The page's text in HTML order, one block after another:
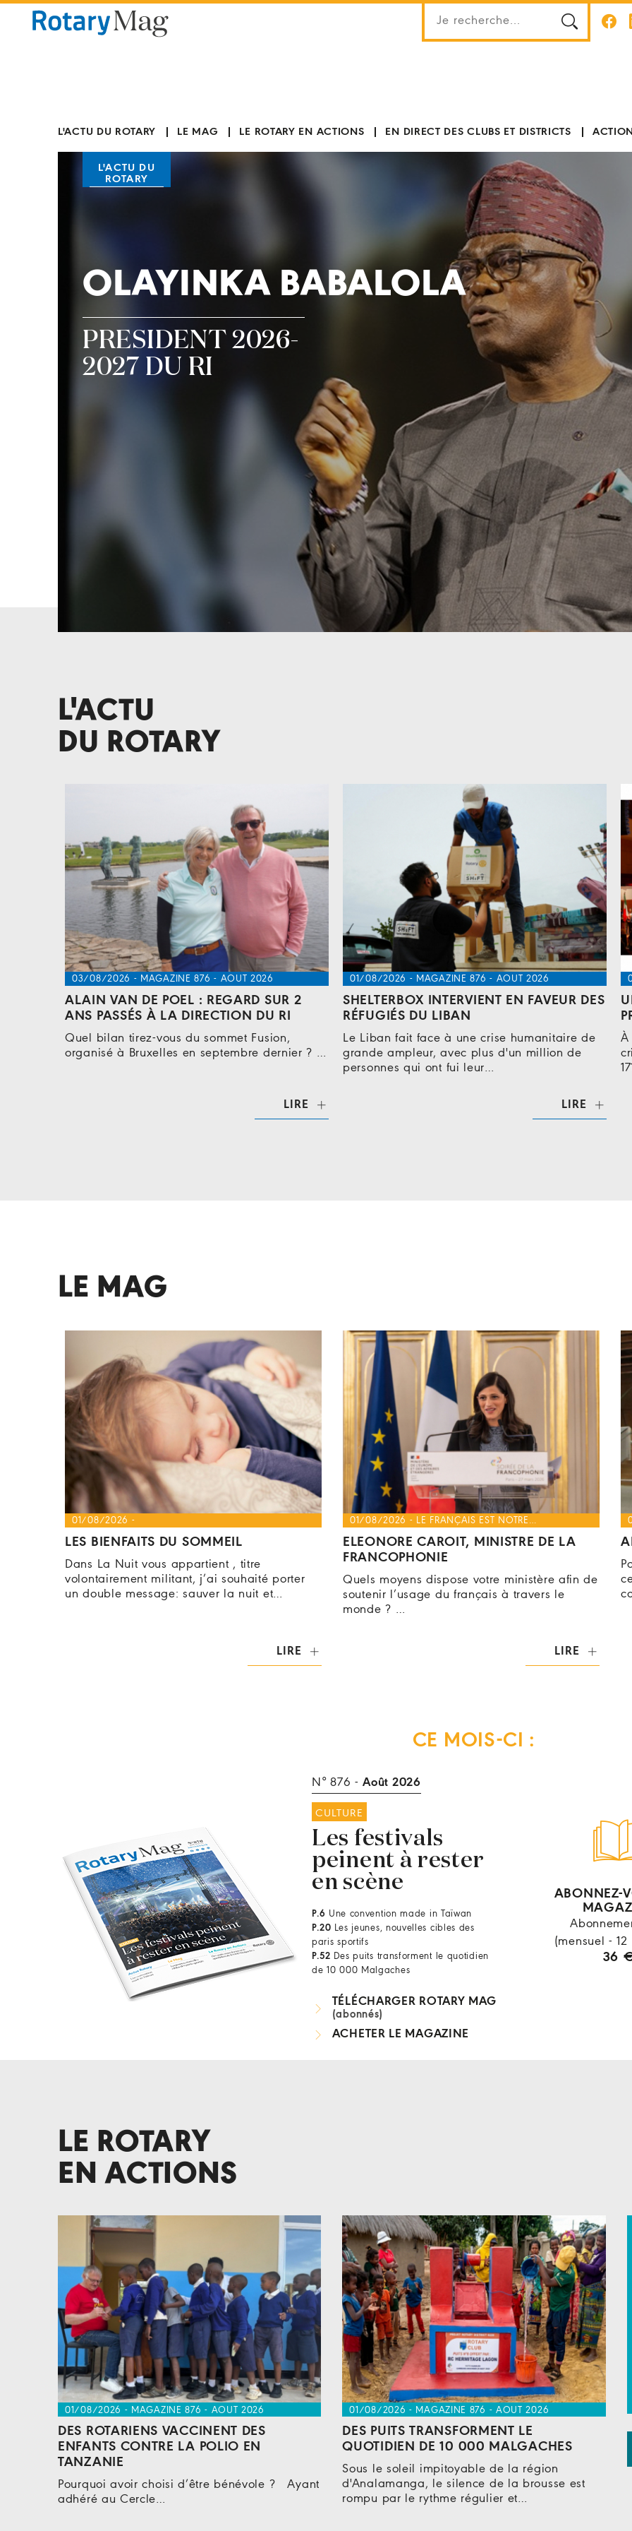
L'ACTU DU ROTARY LE MAG LE ROTARY EN ACTIONS EN DIRECT DES CLUBS ET DISTRICTS
L'ACTU DU
ROTARY
OLAYINKA BABALOLA
PRESIDENT 2026-
2027 DU RI
L'ACTU
DU ROTARY
01/08/2026 - MAGAZINE 876 - AOUT 2026
SHELTERBOX INTERVIENT EN FAVEUR DES
RÉFUGIÉS DU LIBAN
Le Liban fait face à une crise humanitaire de
grande ampleur, avec plus d'un million de
LIRE
01/08/2026 - MAGAZINE 876 - AOUT 2026
UN GROUPE D’ACTION ROTARIEN POUR
PROMOUVOIR LA PAIX
À l’automne 2020, à la suite de la première
crise de Covid 19, le gouverneur du district
1710 (Lyon…
LIRE
LE MAG
01/08/2026 -
LES BIENFAITS DU SOMMEIL
Dans La Nuit vous appartient , titre
volontairement militant, j’ai souhaité porter
un double message: sauver la nuit et…
LIRE
01/08/2026 - LE FRANÇAIS EST NOTRE…
ELEONORE CAROIT, MINISTRE DE LA
FRANCOPHONIE
Quels moyens dispose votre ministère afin de
soutenir l’usage du français à travers le
monde ? …
LIRE
CE MOIS-CI :
N° 876 -Août 2026
CULTURE
Les festivals
peinent à rester
en scène
P.6 Une convention made in Taïwan
P.20 Les jeunes, nouvelles cibles des
paris sportifs
P.52 Des puits transforment le quotidien
de 10 000 Malgaches
TÉLÉCHARGER ROTARY MAG
(abonnés)
ACHETER LE MAGAZINE
ABONNEZ-
(mensuel - 12
36
LE ROTARY
EN ACTIONS
01/08/2026 - MAGAZINE 876 - AOUT 2026
DES ROTARIENS VACCINENT DES
ENFANTS CONTRE LA POLIO EN
TANZANIE
Pourquoi avoir choisi d’être bénévole ? Ayant
adhéré au Cercle…
01/08/2026 - MAGAZINE 876 - AOUT 2026
DES PUITS TRANSFORMENT LE
QUOTIDIEN DE 10 000 MALGACHES
Sous le soleil impitoyable de la région
d'Analamanga, le silence de la brousse est
rompu par le rythme régulier et…
Panneau de gestion des cookies